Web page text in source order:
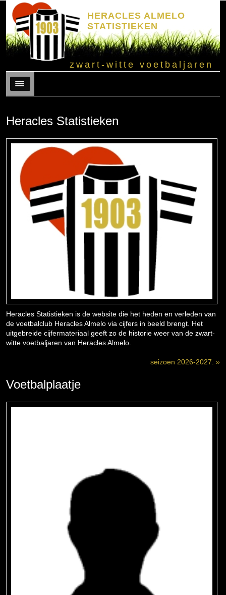
HERACLES ALMELO
STATISTIEKEN
zwart-witte voetbaljaren
Menu
Heracles Statistieken
Heracles Statistieken is de website die het heden en verleden van
de voetbalclub Heracles Almelo via cijfers in beeld brengt. Het
uitgebreide cijfermateriaal geeft zo de historie weer van de zwart-
witte voetbaljaren van Heracles Almelo.
seizoen 2026-2027. »
Voetbalplaatje